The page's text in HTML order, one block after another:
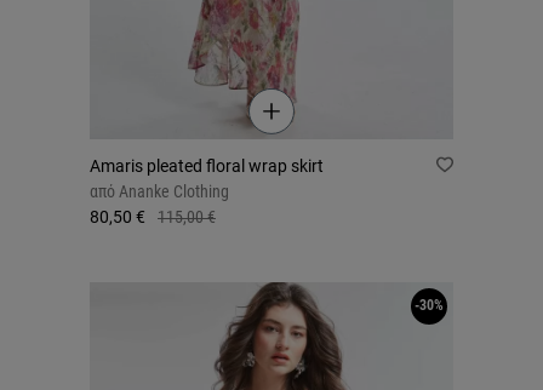
Amaris pleated floral wrap skirt
από Ananke Clothing
80,50 €
115,00 €
-30%